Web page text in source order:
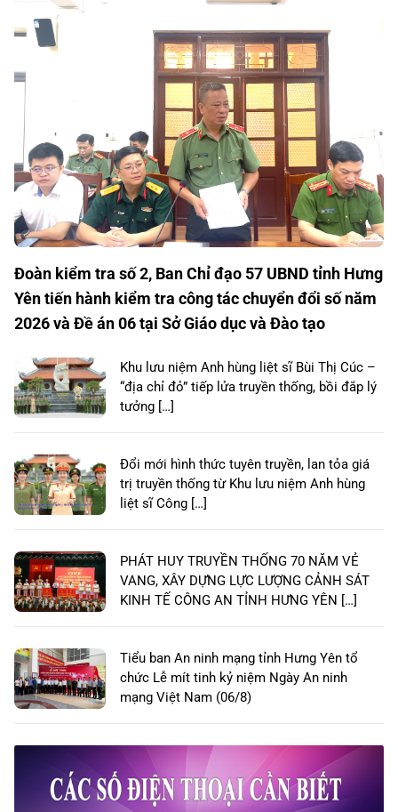
Đoàn kiểm tra số 2, Ban Chỉ đạo 57 UBND tỉnh Hưng
Yên tiến hành kiểm tra công tác chuyển đổi số năm
2026 và Đề án 06 tại Sở Giáo dục và Đào tạo
Khu lưu niệm Anh hùng liệt sĩ Bùi Thị Cúc –
“địa chỉ đỏ” tiếp lửa truyền thống, bồi đắp lý
tưởng […]
Đổi mới hình thức tuyên truyền, lan tỏa giá
trị truyền thống từ Khu lưu niệm Anh hùng
liệt sĩ Công […]
PHÁT HUY TRUYỀN THỐNG 70 NĂM VẺ
VANG, XÂY DỰNG LỰC LƯỢNG CẢNH SÁT
KINH TẾ CÔNG AN TỈNH HƯNG YÊN […]
Tiểu ban An ninh mạng tỉnh Hưng Yên tổ
chức Lễ mít tinh kỷ niệm Ngày An ninh
mạng Việt Nam (06/8)